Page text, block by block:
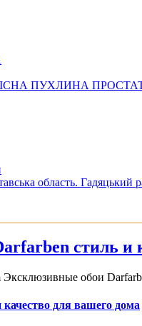
ПУХЛИНА
область. Гадяцький
стиль и
Эксклюзивные обои
для вашего дома